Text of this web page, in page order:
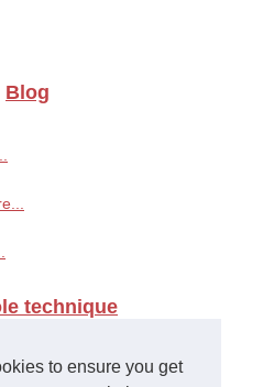
to ensure you get
Blog
technique